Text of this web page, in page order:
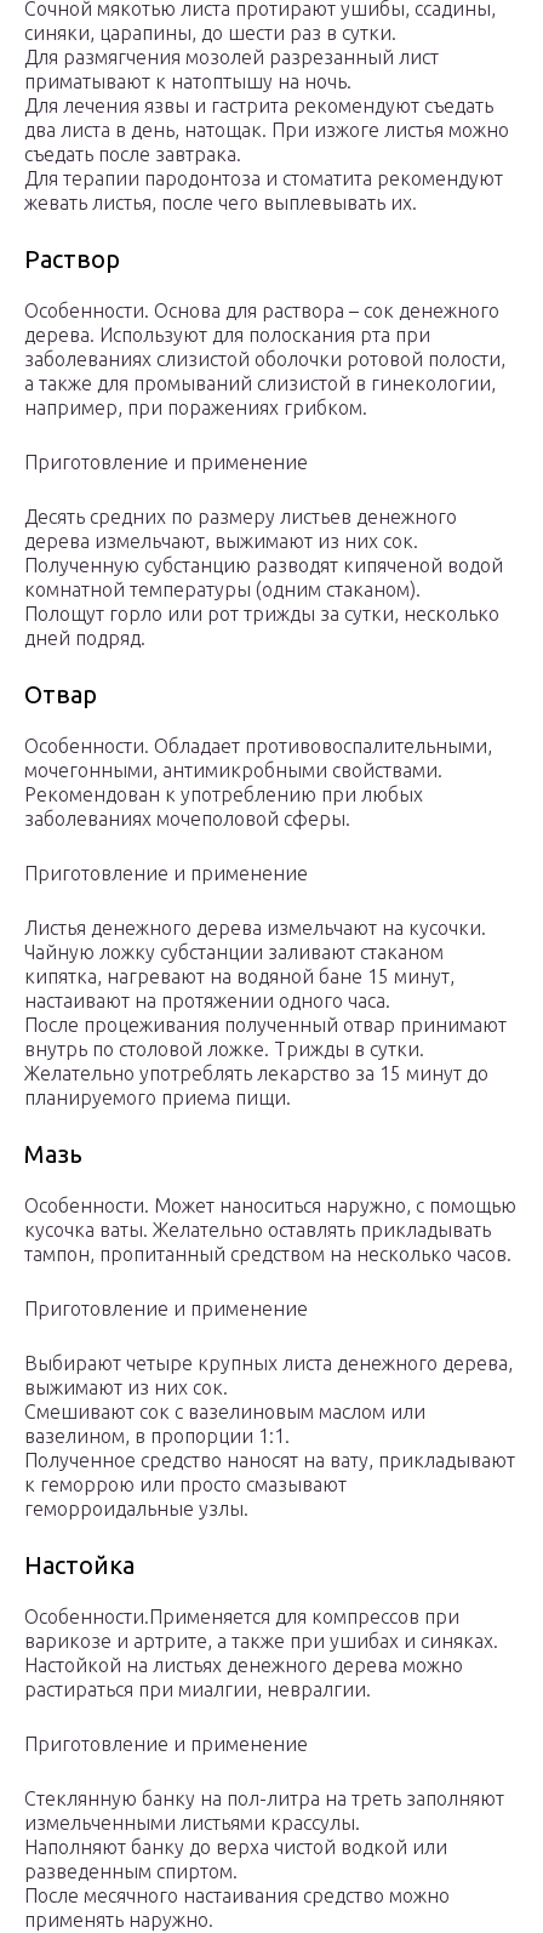
Сочной мякотью листа протирают ушибы, ссадины,
синяки, царапины, до шести раз в сутки.
Для размягчения мозолей разрезанный лист
приматывают к натоптышу на ночь.
Для лечения язвы и гастрита рекомендуют съедать
два листа в день, натощак. При изжоге листья можно
съедать после завтрака.
Для терапии пародонтоза и стоматита рекомендуют
жевать листья, после чего выплевывать их.
Раствор
Особенности. Основа для раствора – сок денежного
дерева. Используют для полоскания рта при
заболеваниях слизистой оболочки ротовой полости,
а также для промываний слизистой в гинекологии,
например, при поражениях грибком.
Приготовление и применение
Десять средних по размеру листьев денежного
дерева измельчают, выжимают из них сок.
Полученную субстанцию разводят кипяченой водой
комнатной температуры (одним стаканом).
Полощут горло или рот трижды за сутки, несколько
дней подряд.
Отвар
Особенности. Обладает противовоспалительными,
мочегонными, антимикробными свойствами.
Рекомендован к употреблению при любых
заболеваниях мочеполовой сферы.
Приготовление и применение
Листья денежного дерева измельчают на кусочки.
Чайную ложку субстанции заливают стаканом
кипятка, нагревают на водяной бане 15 минут,
настаивают на протяжении одного часа.
После процеживания полученный отвар принимают
внутрь по столовой ложке. Трижды в сутки.
Желательно употреблять лекарство за 15 минут до
планируемого приема пищи.
Мазь
Особенности. Может наноситься наружно, с помощью
кусочка ваты. Желательно оставлять прикладывать
тампон, пропитанный средством на несколько часов.
Приготовление и применение
Выбирают четыре крупных листа денежного дерева,
выжимают из них сок.
Смешивают сок с вазелиновым маслом или
вазелином, в пропорции 1:1.
Полученное средство наносят на вату, прикладывают
к геморрою или просто смазывают
геморроидальные узлы.
Настойка
Особенности.Применяется для компрессов при
варикозе и артрите, а также при ушибах и синяках.
Настойкой на листьях денежного дерева можно
растираться при миалгии, невралгии.
Приготовление и применение
Стеклянную банку на пол-литра на треть заполняют
измельченными листьями крассулы.
Наполняют банку до верха чистой водкой или
разведенным спиртом.
После месячного настаивания средство можно
применять наружно.